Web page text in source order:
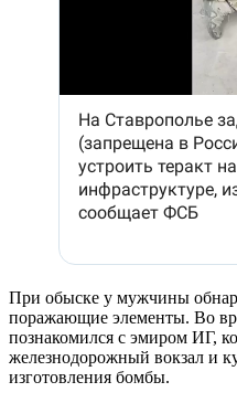
При обыске у мужчины
поражающие элементы. Во
познакомился с эмиром ИГ,
железнодорожный вокзал и
изготовления бомбы.